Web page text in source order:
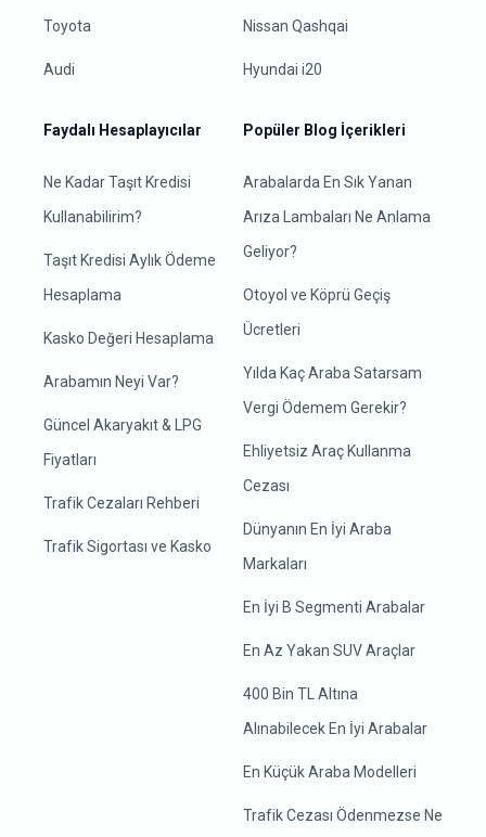
Toyota
Audi
Nissan Qashqai
Hyundai i20
Faydalı Hesaplayıcılar
Ne Kadar Taşıt Kredisi
Kullanabilirim?
Taşıt Kredisi Aylık Ödeme
Hesaplama
Kasko Değeri Hesaplama
Arabamın Neyi Var?
Güncel Akaryakıt & LPG
Fiyatları
Trafik Cezaları Rehberi
Trafik Sigortası ve Kasko
Popüler Blog İçerikleri
Arabalarda En Sık Yanan
Arıza Lambaları Ne Anlama
Geliyor?
Otoyol ve Köprü Geçiş
Ücretleri
Yılda Kaç Araba Satarsam
Vergi Ödemem Gerekir?
Ehliyetsiz Araç Kullanma
Cezası
Dünyanın En İyi Araba
Markaları
En İyi B Segmenti Arabalar
En Az Yakan SUV Araçlar
400 Bin TL Altına
Alınabilecek En İyi Arabalar
En Küçük Araba Modelleri
Trafik Cezası Ödenmezse Ne